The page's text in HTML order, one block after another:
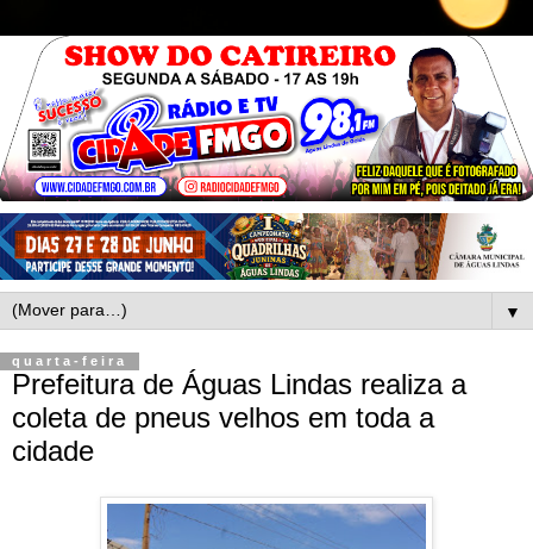
▼
quarta-feira
Prefeitura de Águas Lindas realiza a
coleta de pneus velhos em toda a
cidade